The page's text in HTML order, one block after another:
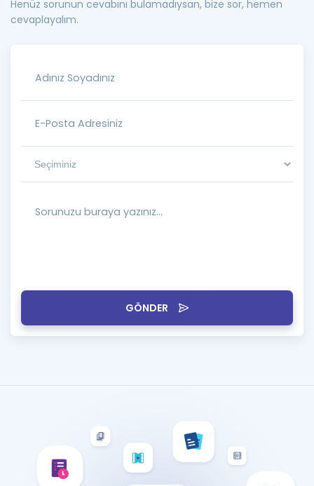
GÖNDER
Henüz sorunun cevabını bulamadıysan, bize sor, hemen
cevaplayalım.